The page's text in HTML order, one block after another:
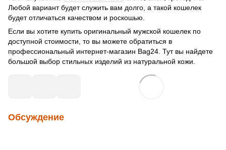
Любой вариант будет служить вам долго, а такой кошелек
будет отличаться качеством и роскошью.
Если вы хотите купить оригинальный мужской кошелек по
доступной стоимости, то вы можете обратиться в
профессиональный интернет-магазин Bag24. Тут вы найдете
большой выбор стильных изделий из натуральной кожи.
Обсуждение